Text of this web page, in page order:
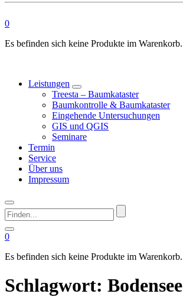
0
Es befinden sich keine Produkte im Warenkorb.
Leistungen
Treesta – Baumkataster
Baumkontrolle & Baumkataster
Eingehende Untersuchungen
GIS und QGIS
Seminare
Termin
Service
Über uns
Impressum
Finden...
0
Es befinden sich keine Produkte im Warenkorb.
Schlagwort: Bodensee